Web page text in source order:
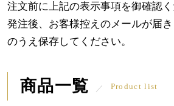
注文前に上記の表示事項を御確認く
発注後、お客様控えのメールが届
のうえ保存してください。
商品一覧 Product list